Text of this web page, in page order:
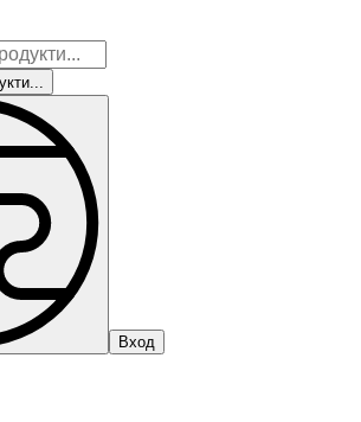
Вход